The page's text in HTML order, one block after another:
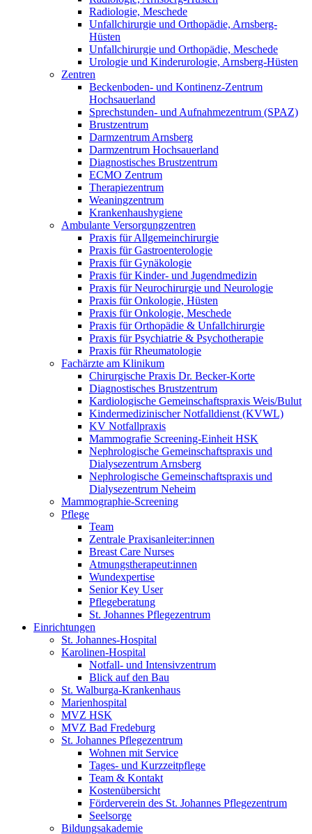
Radiologie, Meschede
Unfallchirurgie und Orthopädie, Arnsberg-
Hüsten
Unfallchirurgie und Orthopädie, Meschede
Urologie und Kinderurologie, Arnsberg-Hüsten
Zentren
Beckenboden- und Kontinenz-Zentrum
Hochsauerland
Sprechstunden- und Aufnahmezentrum (SPAZ)
Brustzentrum
Darmzentrum Arnsberg
Darmzentrum Hochsauerland
Diagnostisches Brustzentrum
ECMO Zentrum
Therapiezentrum
Weaningzentrum
Krankenhaushygiene
Ambulante Versorgungzentren
Praxis für Allgemeinchirurgie
Praxis für Gastroenterologie
Praxis für Gynäkologie
Praxis für Kinder- und Jugendmedizin
Praxis für Neurochirurgie und Neurologie
Praxis für Onkologie, Hüsten
Praxis für Onkologie, Meschede
Praxis für Orthopädie & Unfallchirurgie
Praxis für Psychiatrie & Psychotherapie
Praxis für Rheumatologie
Fachärzte am Klinikum
Chirurgische Praxis Dr. Becker-Korte
Diagnostisches Brustzentrum
Kardiologische Gemeinschaftspraxis Weis/Bulut
Kindermedizinischer Notfalldienst (KVWL)
KV Notfallpraxis
Mammografie Screening-Einheit HSK
Nephrologische Gemeinschaftspraxis und
Dialysezentrum Arnsberg
Nephrologische Gemeinschaftspraxis und
Dialysezentrum Neheim
Mammographie-Screening
Pflege
Team
Zentrale Praxisanleiter:innen
Breast Care Nurses
Atmungstherapeut:innen
Wundexpertise
Senior Key User
Pflegeberatung
St. Johannes Pflegezentrum
Einrichtungen
St. Johannes-Hospital
Karolinen-Hospital
Notfall- und Intensivzentrum
Blick auf den Bau
St. Walburga-Krankenhaus
Marienhospital
MVZ HSK
MVZ Bad Fredeburg
St. Johannes Pflegezentrum
Wohnen mit Service
Tages- und Kurzzeitpflege
Team & Kontakt
Kostenübersicht
Förderverein des St. Johannes Pflegezentrum
Seelsorge
Bildungsakademie